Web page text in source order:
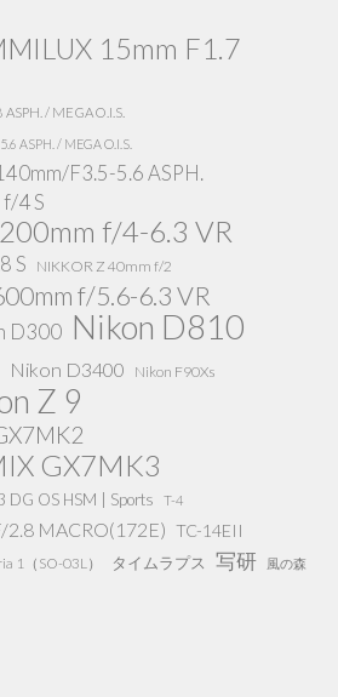
15mm F1.7
/ MEGA O.I.S.
ASPH. / MEGA O.I.S.
F3.5-5.6 ASPH.
4 S
f/4-6.3 VR
S NIKKOR Z 40mm f/2
f/5.6-6.3 VR
D300 Nikon D810
Nikon D3400 Nikon F90Xs
Z 9
GX7MK3
OS HSM | Sports T-4
2.8 MACRO(172E) TC-14EII
1（SO-03L） タイムラプス 写研 風の森